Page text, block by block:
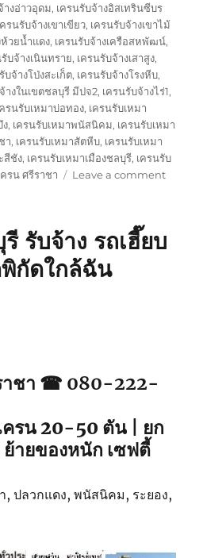
างอ่าวอุดม, เครนรับจ้างอิสเทรินซีบร
ครนรับจ้างเขาเขียว, เครนรับจ้างเขาไม้
ห้วยน้ำแดง, เครนรับจ้างเครือสหพัฒน์,
รับจ้างเนินทราย, เครนรับจ้างเสาสูง,
บจ้างโป่งสะเก็ต, เครนรับจ้างโรงหีบ,
างในเขตชลบุรี มีปจ2, เครนรับจ้างไร่1,
ครนรับเหมาบ่อทอง, เครนรับเหมา
ง, เครนรับเหมาพนัสนิคม, เครนรับเหมา
า, เครนรับเหมาสัตหีบ, เครนรับเหมา
สีชัง, เครนรับเหมาเมืองชลบุรี, เครนรับ
รน ศรีราชา Leave a commenton
รับจ้าง รถเฮี๊ยบ
กัดใกล้ฉัน
าชา ☎ 080-222-
ครน 20-50 ตัน | ยก
ย้ายของหนัก เซฟตี้
, ปลวกแดง, พนัสนิคม, ระยอง,